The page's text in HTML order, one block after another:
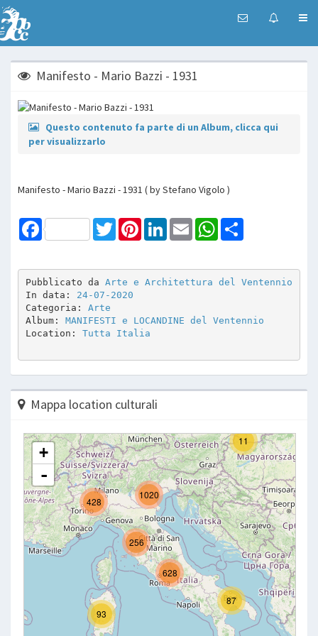
Manifesto - Mario Bazzi - 1931
Questo contenuto fa parte di un Album, clicca qui
per visualizzarlo
Manifesto - Mario Bazzi - 1931 ( by Stefano Vigolo )
Facebook TwitterPinterestLinkedInEmail WhatsApp
Pubblicato da Arte e Architettura del Ventennio
In data: 24-07-2020
Categoria: Arte
Album: MANIFESTI e LOCANDINE del Ventennio
Location: Tutta Italia
Mappa location culturali